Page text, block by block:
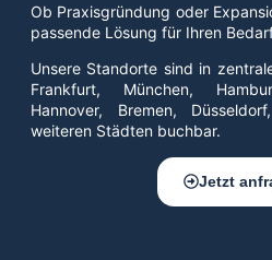
Ob Praxisgründung oder
passende Lösung für Ihren
Unsere Standorte sind in
Frankfurt, München,
Hannover, Bremen,
weiteren Städten buchbar.
Jetzt